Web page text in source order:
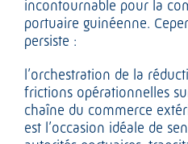
incontournable pour la
portuaire guinéenne.
persiste :
l’orchestration de la
frictions opérationnelles
chaîne du commerce
est l’occasion idéale de